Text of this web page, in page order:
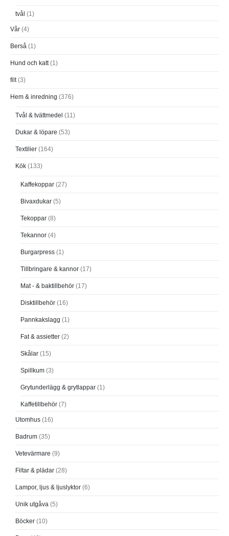
tvål (1)
Vår (4)
Berså (1)
Hund och katt (1)
filt (3)
Hem & inredning (376)
Tvål & tvättmedel (11)
Dukar & löpare (53)
Textilier (164)
Kök (133)
Kaffekoppar (27)
Bivaxdukar (5)
Tekoppar (8)
Tekannor (4)
Burgarpress (1)
Tillbringare & kannor (17)
Mat - & baktillbehör (17)
Disktillbehör (16)
Pannkakslagg (1)
Fat & assietter (2)
Skålar (15)
Spillkum (3)
Grytunderlägg & grytlappar (1)
Kaffetillbehör (7)
Utomhus (16)
Badrum (35)
Vetevärmare (9)
Filtar & plädar (28)
Lampor, ljus & ljuslyktor (6)
Unik utgåva (5)
Böcker (10)